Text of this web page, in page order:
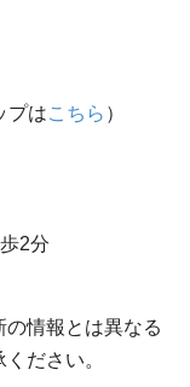
プはこちら ）
2分
情報とは異なる
ださい。